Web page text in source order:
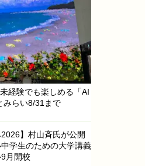
経験でも楽しめる「AI
みらい8/31まで
2026】村山斉氏が公開
学生のための大学講義
月開校